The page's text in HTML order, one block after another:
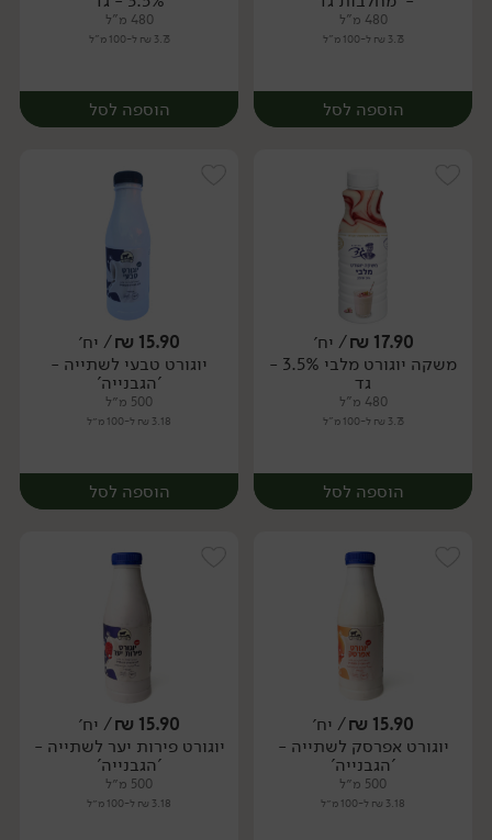
480 מ"ל
3.73 ₪ ל-100 מ"ל
הוספה לסל
יח׳
480 מ"ל
3.73 ₪ ל-100 מ"ל
הוספה לסל
יח׳
17.90
₪/ יח׳
משקה יוגורט מלבי 3.5% -
גד
480 מ"ל
3.73 ₪ ל-100 מ"ל
הוספה לסל
יח׳
15.90
₪/ יח׳
יוגורט טבעי לשתייה -
'הגבנייה'
500 מ״ל
3.18 ₪ ל-100 מ״ל
הוספה לסל
יח׳
15.90
₪/ יח׳
יוגורט אפרסק לשתייה -
'הגבנייה'
500 מ״ל
3.18 ₪ ל-100 מ״ל
15.90
₪/ יח׳
יוגורט פירות יער לשתייה -
'הגבנייה'
500 מ״ל
3.18 ₪ ל-100 מ״ל